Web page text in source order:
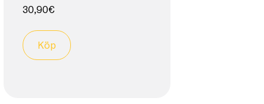
30,90€
Köp